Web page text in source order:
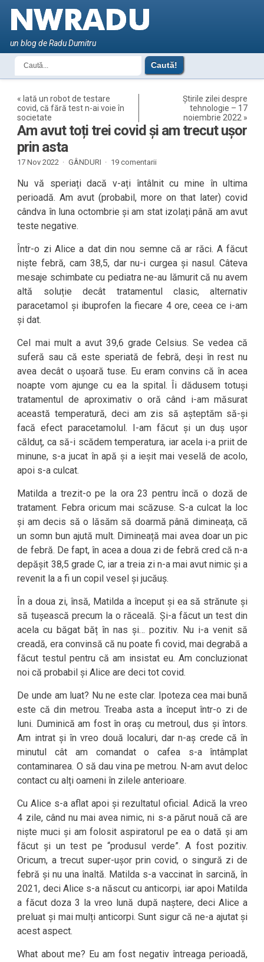
un blog de Radu Dumitru
« Iată un robot de testare
covid, că fără test n-ai voie în
societate
Știrile zilei despre
tehnologie – 17
noiembrie 2022 »
Am avut toți trei covid și am trecut ușor
prin asta
17 Nov 2022 · GÂNDURI · 19 comentarii
Nu vă speriați dacă v-ați întâlnit cu mine în ultima
perioadă. Am avut (probabil, more on that later) covid
cândva în luna octombrie și am stat izolați până am avut
teste negative.
Într-o zi Alice a dat din nou semne că ar răci. A făcut
niște febră, cam 38,5, dar nu-i curgea și nasul. Câteva
mesaje schimbate cu pediatra ne-au lămurit că nu avem
altă soluție decât tratamentul clasic, alternativ
paracetamol și ibuprofen la fiecare 4 ore, ceea ce i-am
și dat.
Cel mai mult a avut 39,6 grade Celsius. Se vedea că
suferă sau că este speriată de febră, deși în rest nu
avea decât o ușoară tuse. Eu eram convins că în acea
noapte vom ajunge cu ea la spital. Îi dădusem totuși
tratamentul de aproximativ o oră când i-am măsurat
această temperatură, deci am zis să așteptăm să-și
facă efect paracetamolul. I-am făcut și un duș ușor
călduț, ca să-i scădem temperatura, iar acela i-a priit de
minune, s-a jucat în apă și a ieșit mai veselă de acolo,
apoi s-a culcat.
Matilda a trezit-o pe la ora 23 pentru încă o doză de
tratament. Febra oricum mai scăzuse. S-a culcat la loc
și am decis să o lăsăm să doarmă până dimineața, că
un somn bun ajută mult. Dimineață mai avea doar un pic
de febră. De fapt, în acea a doua zi de febră cred că n-a
depășit 38,5 grade C, iar a treia zi n-a mai avut nimic și a
revenit la a fi un copil vesel și jucăuș.
În a doua zi, însă, Matilda a început și ea să strănute și
să tușească precum la o răceală. Și-a făcut un test din
acela cu băgat băț în nas și… pozitiv. Nu i-a venit să
creadă, era convinsă că nu poate fi covid, mai degrabă a
făcut testul pentru că am insistat eu. Am concluzionat
noi că probabil și Alice are deci tot covid.
De unde am luat? Nu ne este clar. Ipoteza cea mai bună
este că din metrou. Treaba asta a început într-o zi de
luni. Duminică am fost în oraș cu metroul, dus și întors.
Am intrat și în vreo două localuri, dar n-aș crede că în
minutul cât am comandat o cafea s-a întâmplat
contaminarea. O să dau vina pe metrou. N-am avut deloc
contact cu alți oameni în zilele anterioare.
Cu Alice s-a aflat apoi și rezultatul oficial. Adică la vreo
4 zile, când nu mai avea nimic, ni s-a părut nouă că are
niște muci și am folosit aspiratorul pe ea o dată și am
făcut și un test pe “produsul verde”. A fost pozitiv.
Oricum, a trecut super-ușor prin covid, o singură zi de
febră și nu una înaltă. Matilda s-a vaccinat în sarcină, în
2021, deci Alice s-a născut cu anticorpi, iar apoi Matilda
a făcut doza 3 la vreo lună după naștere, deci Alice a
preluat și mai mulți anticorpi. Sunt sigur că ne-a ajutat și
acest aspect.
What about me? Eu am fost negativ întreaga perioadă,